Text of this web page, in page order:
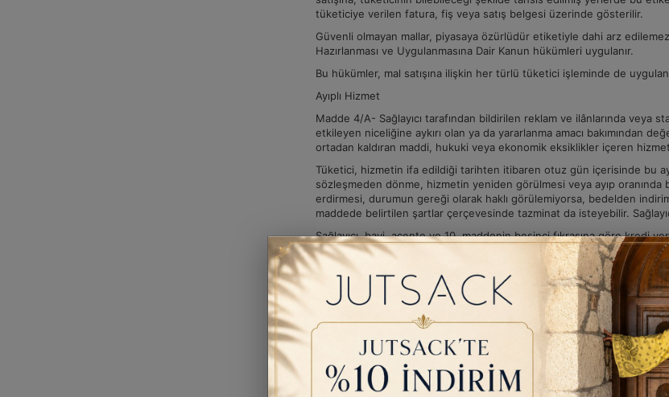
tüketiciye verilen fatura, fiş veya satış belgesi üzerinde gösterilir.
Güvenli olmayan mallar, piyasaya özürlüdür etiketiyle dahi arz
Hazırlanması ve Uygulanmasına Dair Kanun hükümleri uygulanır.
Bu hükümler, mal satışına ilişkin her türlü tüketici işleminde de
Ayıplı Hizmet
Madde 4/A- Sağlayıcı tarafından bildirilen reklam ve ilânlarında veya
etkileyen niceliğine aykırı olan ya da yararlanma amacı bakımından
ortadan kaldıran maddi, hukuki veya ekonomik eksiklikler içeren
Tüketici, hizmetin ifa edildiği tarihten itibaren otuz gün içerisinde bu
sözleşmeden dönme, hizmetin yeniden görülmesi veya ayıp
erdirmesi, durumun gereği olarak haklı görülemiyorsa, bedelden
maddede belirtilen şartlar çerçevesinde tazminat da isteyebilir.
Sağlayıcı, bayi, acente ve 10. maddenin beşinci fıkrasına göre kredi
zarardan ve tüketicinin bu maddede yer alan seçimlik haklarından
bilinmemesi bu sorumluluğu ortadan kaldırmaz.
Daha uzun bir süre için garanti verilmemiş ise, ayıp daha sonra ortaya
ifasından itibaren iki yıllık zamanaşımına tabidir. Ayıplı hizmetin
zamanaşımına tabidir. Ancak, sunulan hizmetin ayıbı, tüketiciden
yararlanılamaz.
Ayıplı hizmetin neden olduğu zararlardan sorumluluğa ilişkin
yukarıdaki hükümler uygulanmaz.
Bu hükümler, hizmet sağlamaya ilişkin her türlü tüketici işleminde de